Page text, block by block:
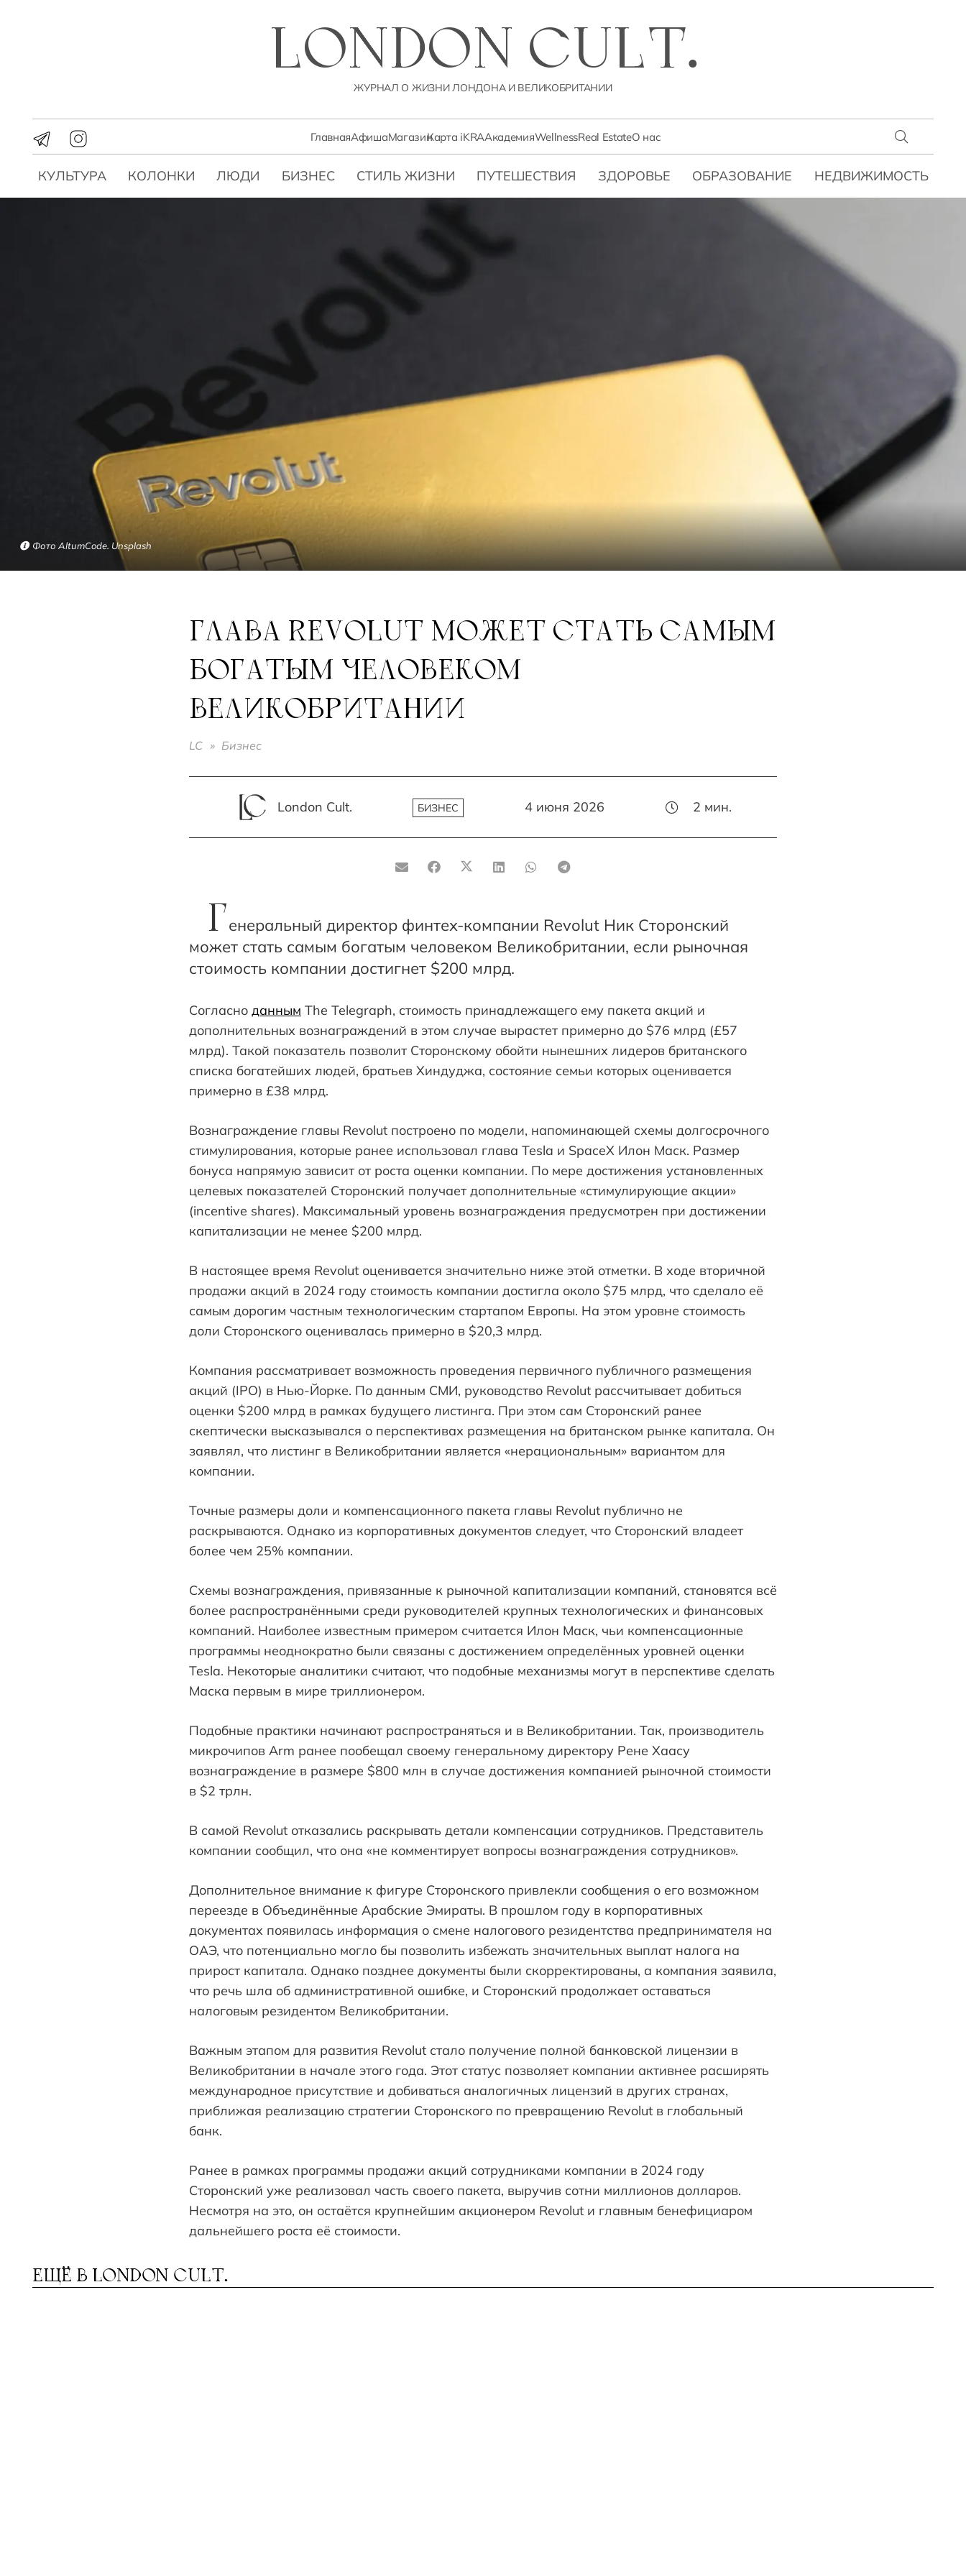
LONDON CULT.
ЖУРНАЛ О ЖИЗНИ ЛОНДОНА И ВЕЛИКОБРИТАНИИ
ГлавнаяАфишаМагазинКарта iKRAАкадемияWellnessReal EstateО нас
КУЛЬТУРА КОЛОНКИ ЛЮДИ БИЗНЕС СТИЛЬ ЖИЗНИ ПУТЕШЕСТВИЯ ЗДОРОВЬЕ ОБРАЗОВАНИЕ НЕДВИЖИМОСТЬ
Фото AltumCode. Unsplash
ГЛАВА REVOLUT МОЖЕТ СТАТЬ САМЫМ
БОГАТЫМ ЧЕЛОВЕКОМ
ВЕЛИКОБРИТАНИИ
LC » Бизнес
London Cult. БИЗНЕС 4 июня 2026 2 мин.
Генеральный директор финтех-компании Revolut Ник Сторонский
может стать самым богатым человеком Великобритании, если рыночная
стоимость компании достигнет $200 млрд.
Согласно данным The Telegraph, стоимость принадлежащего ему пакета акций и
дополнительных вознаграждений в этом случае вырастет примерно до $76 млрд (£57
млрд). Такой показатель позволит Сторонскому обойти нынешних лидеров британского
списка богатейших людей, братьев Хиндуджа, состояние семьи которых оценивается
примерно в £38 млрд.
Вознаграждение главы Revolut построено по модели, напоминающей схемы долгосрочного
стимулирования, которые ранее использовал глава Tesla и SpaceX Илон Маск. Размер
бонуса напрямую зависит от роста оценки компании. По мере достижения установленных
целевых показателей Сторонский получает дополнительные «стимулирующие акции»
(incentive shares). Максимальный уровень вознаграждения предусмотрен при достижении
капитализации не менее $200 млрд.
В настоящее время Revolut оценивается значительно ниже этой отметки. В ходе вторичной
продажи акций в 2024 году стоимость компании достигла около $75 млрд, что сделало её
самым дорогим частным технологическим стартапом Европы. На этом уровне стоимость
доли Сторонского оценивалась примерно в $20,3 млрд.
Компания рассматривает возможность проведения первичного публичного размещения
акций (IPO) в Нью-Йорке. По данным СМИ, руководство Revolut рассчитывает добиться
оценки $200 млрд в рамках будущего листинга. При этом сам Сторонский ранее
скептически высказывался о перспективах размещения на британском рынке капитала. Он
заявлял, что листинг в Великобритании является «нерациональным» вариантом для
компании.
Точные размеры доли и компенсационного пакета главы Revolut публично не
раскрываются. Однако из корпоративных документов следует, что Сторонский владеет
более чем 25% компании.
Схемы вознаграждения, привязанные к рыночной капитализации компаний, становятся всё
более распространёнными среди руководителей крупных технологических и финансовых
компаний. Наиболее известным примером считается Илон Маск, чьи компенсационные
программы неоднократно были связаны с достижением определённых уровней оценки
Tesla. Некоторые аналитики считают, что подобные механизмы могут в перспективе сделать
Маска первым в мире триллионером.
Подобные практики начинают распространяться и в Великобритании. Так, производитель
микрочипов Arm ранее пообещал своему генеральному директору Рене Хаасу
вознаграждение в размере $800 млн в случае достижения компанией рыночной стоимости
в $2 трлн.
В самой Revolut отказались раскрывать детали компенсации сотрудников. Представитель
компании сообщил, что она «не комментирует вопросы вознаграждения сотрудников».
Дополнительное внимание к фигуре Сторонского привлекли сообщения о его возможном
переезде в Объединённые Арабские Эмираты. В прошлом году в корпоративных
документах появилась информация о смене налогового резидентства предпринимателя на
ОАЭ, что потенциально могло бы позволить избежать значительных выплат налога на
прирост капитала. Однако позднее документы были скорректированы, а компания заявила,
что речь шла об административной ошибке, и Сторонский продолжает оставаться
налоговым резидентом Великобритании.
Важным этапом для развития Revolut стало получение полной банковской лицензии в
Великобритании в начале этого года. Этот статус позволяет компании активнее расширять
международное присутствие и добиваться аналогичных лицензий в других странах,
приближая реализацию стратегии Сторонского по превращению Revolut в глобальный
банк.
Ранее в рамках программы продажи акций сотрудниками компании в 2024 году
Сторонский уже реализовал часть своего пакета, выручив сотни миллионов долларов.
Несмотря на это, он остаётся крупнейшим акционером Revolut и главным бенефициаром
дальнейшего роста её стоимости.
ЕЩЁ В LONDON CULT.